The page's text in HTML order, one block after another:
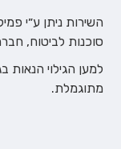
השירות ניתן ע״י
סוכנות לביטוח,
למען הגילוי הנאות
מתוגמלת.